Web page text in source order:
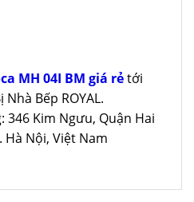
MH 04I BM giá rẻtới
Nhà Bếp ROYAL.
Kim Ngưu, Quận Hai
Hà Nội, Việt Nam